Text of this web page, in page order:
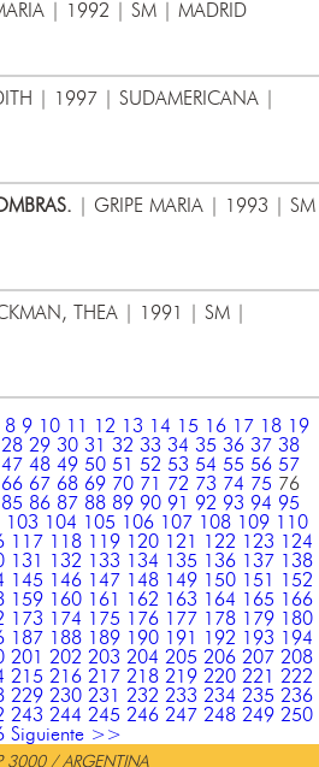
| 1992 | SM | MADRID
| 1997 | SUDAMERICANA |
| GRIPE MARIA | 1993 | SM
THEA | 1991 | SM |
8 9 10 11 12 13 14 15 16 17 18 19
28 29 30 31 32 33 34 35 36 37 38
47 48 49 50 51 52 53 54 55 56 57
66 67 68 69 70 71 72 73 74 75 76
85 86 87 88 89 90 91 92 93 94 95
103 104 105 106 107 108 109 110
117 118 119 120 121 122 123 124
131 132 133 134 135 136 137 138
145 146 147 148 149 150 151
152
159 160 161 162 163 164 165 166
173 174 175 176 177 178 179 180
187 188 189 190 191 192 193 194
201 202 203 204 205 206 207 208
215 216 217 218 219 220 221 222
229 230 231 232 233 234 235 236
243 244 245 246 247 248 249 250
Siguiente >>
3000 / ARGENTINA